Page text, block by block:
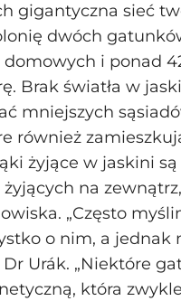
gigantyczna sieć
dwóch
i ponad
Brak światła w
mniejszych
również
żyjące w jaskini
na
„Często
o nim, a jednak
Dr Urák. „Niektóre
która